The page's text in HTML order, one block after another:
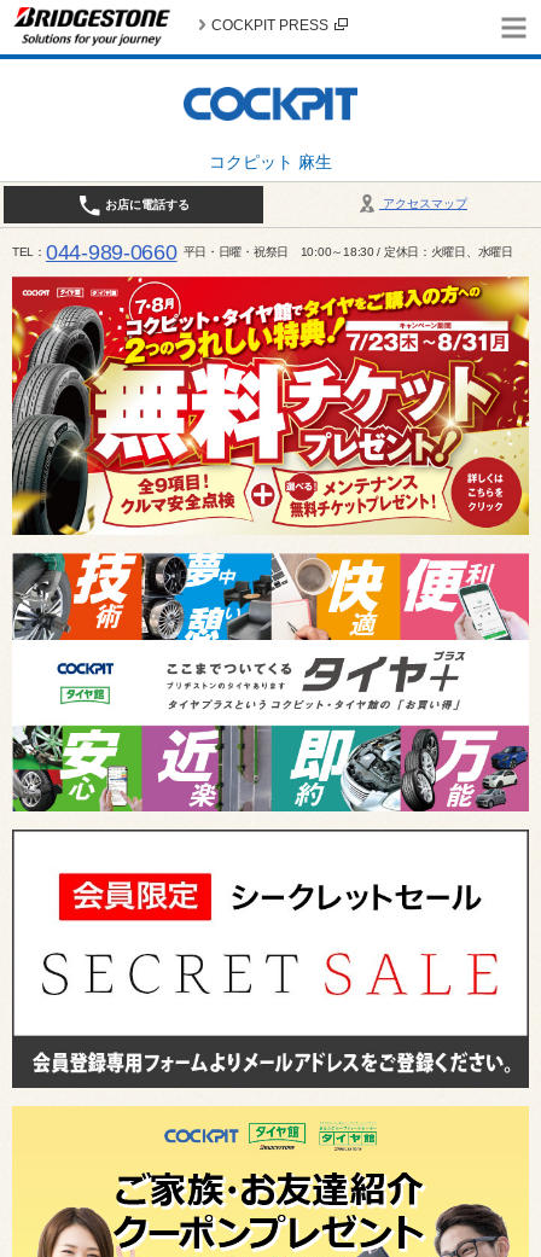
コクピット 麻生
COCKPIT PRESS
アクセスマップ
お店に電話する
TEL 044-989-0660 平日・日曜・祝祭日 10:00～18:30 / 定休日：火曜日、水曜日